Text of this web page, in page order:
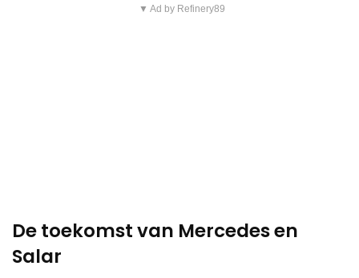
▼ Ad by Refinery89
De toekomst van Mercedes en
Salar